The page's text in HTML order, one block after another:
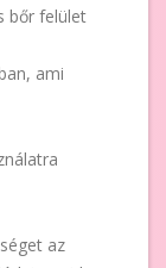
bőr felület
ami
az